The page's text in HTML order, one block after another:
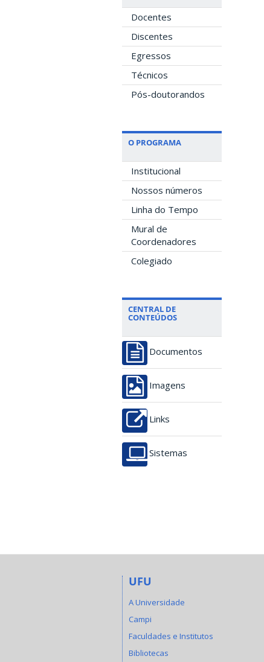
Docentes
Discentes
Egressos
Técnicos
Pós-doutorandos
O PROGRAMA
Institucional
Nossos números
Linha do Tempo
Mural de
Coordenadores
Colegiado
CENTRAL DE
CONTEÚDOS
Documentos
Imagens
Links
Sistemas
UFU
A Universidade
Campi
Faculdades e Institutos
Bibliotecas